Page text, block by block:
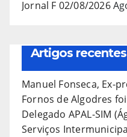
Jornal F 02/08/2026
Artigos recentes
Manuel Fonseca, Ex-
Fornos de Algodres
Delegado APAL-SIM
Serviços